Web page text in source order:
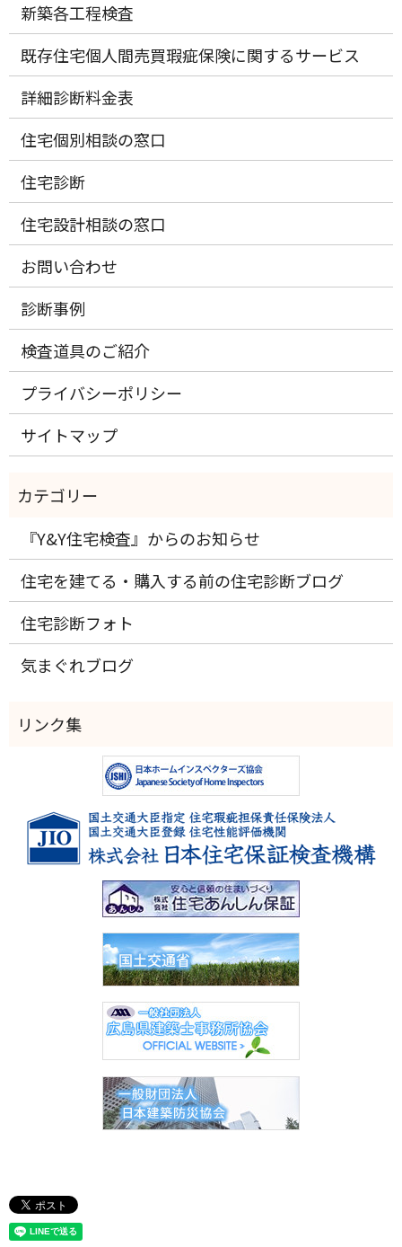
新築各工程検査
既存住宅個人間売買瑕疵保険に関するサービス
詳細診断料金表
住宅個別相談の窓口
住宅診断
住宅設計相談の窓口
お問い合わせ
診断事例
検査道具のご紹介
プライバシーポリシー
サイトマップ
『Y&Y住宅検査』からのお知らせ
住宅を建てる・購入する前の住宅診断ブログ
住宅診断フォト
気まぐれブログ